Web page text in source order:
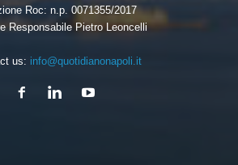
Roc: n.p. 0071355/2017
Responsabile Pietro Leoncelli
us: info@quotidianonapoli.it